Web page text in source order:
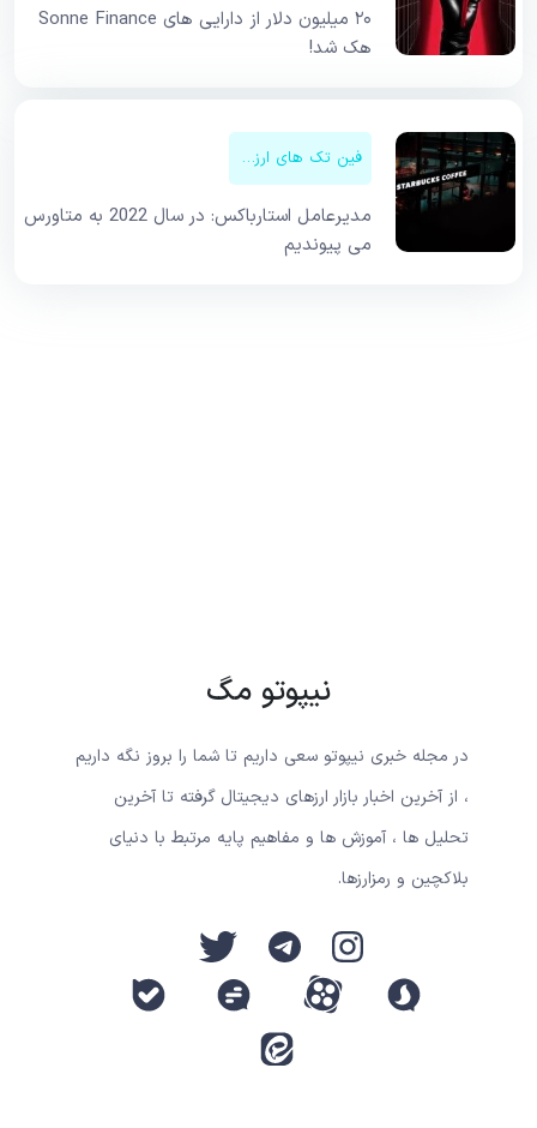
۲۰ میلیون دلار از دارایی های Sonne Finance
هک شد!
فین تک های ارزهای دیجیتال
مدیرعامل استارباکس: در سال 2022 به متاورس
می پیوندیم
نیپوتو مگ
در مجله خبری نیپوتو سعی داریم تا شما را بروز نگه داریم
، از آخرین اخبار بازار ارزهای دیجیتال گرفته تا آخرین
تحلیل ها ، آموزش ها و مفاهیم پایه مرتبط با دنیای
بلاکچین و رمزارزها.